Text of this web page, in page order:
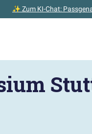
✨ Zum KI-Chat: